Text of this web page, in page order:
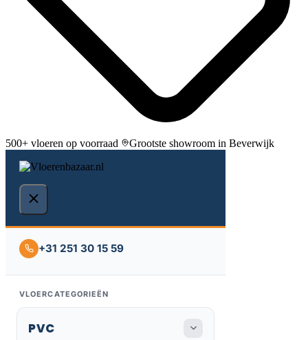
500+ vloeren op voorraad Grootste showroom in Beverwijk
+31 251 30 15 59
VLOERCATEGORIEËN
PVC